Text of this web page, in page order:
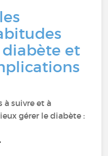
et
suivre et à
gérer le diabète :